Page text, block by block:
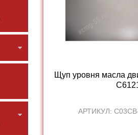
Щуп уровня масла
АРТИКУЛ: